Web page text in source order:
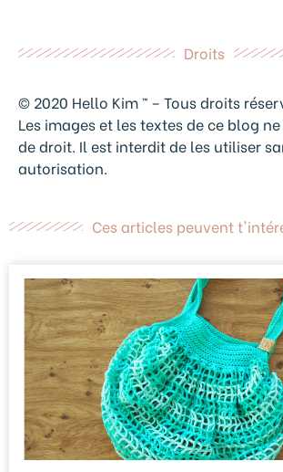
Droits
© 2020 Hello Kim ™ – Tous droits
Les images et les textes de ce blog
de droit. Il est interdit de les utiliser
autorisation.
Ces articles peuvent